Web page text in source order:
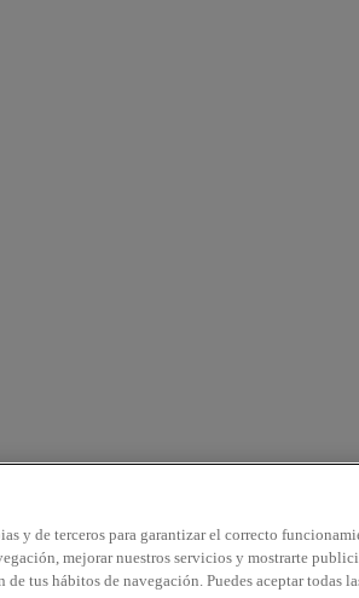
y de terceros para garantizar el correcto
mejorar nuestros servicios y mostrarte
tus hábitos de navegación. Puedes aceptar todas